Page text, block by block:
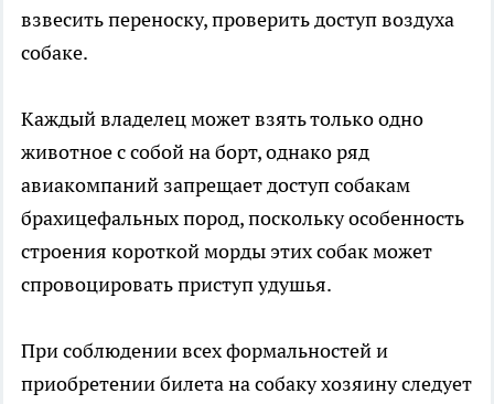
взвесить переноску, проверить доступ воздуха
собаке.
Каждый владелец может взять только одно
животное с собой на борт, однако ряд
авиакомпаний запрещает доступ собакам
брахицефальных пород, поскольку особенность
строения короткой морды этих собак может
спровоцировать приступ удушья.
При соблюдении всех формальностей и
приобретении билета на собаку хозяину следует